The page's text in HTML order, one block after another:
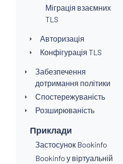
Міграція взаємних
TLS
Авторизація
Конфігурація TLS
Забезпечення
дотримання політики
Спостережуваність
Розширюваність
Приклади
Застосунок Bookinfo
Bookinfo у віртуальній